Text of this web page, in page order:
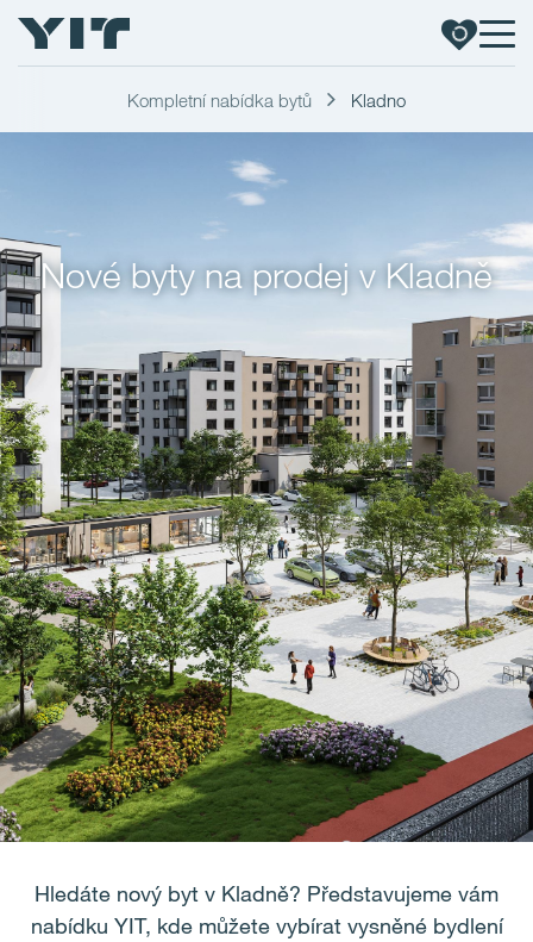
Kompletní nabídka bytů Kladno
Nové byty na prodej v Kladně
Hledáte nový byt v Kladně? Představujeme vám
nabídku YIT, kde můžete vybírat vysněné bydlení